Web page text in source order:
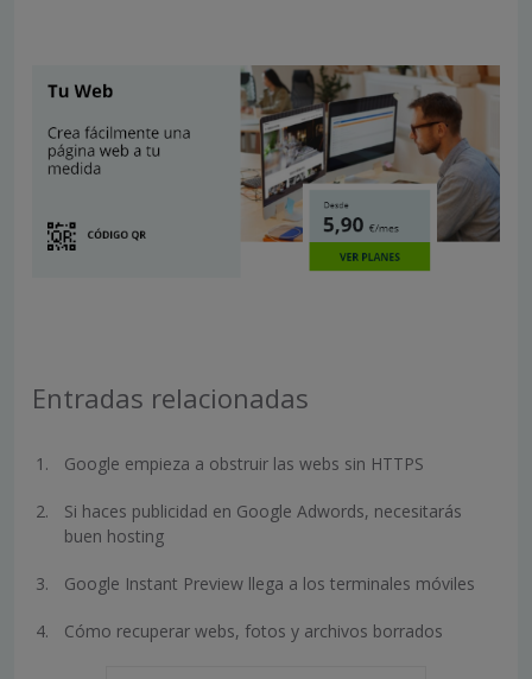
Entradas relacionadas
Google empieza a obstruir las webs sin HTTPS
Si haces publicidad en Google Adwords, necesitarás
buen hosting
Google Instant Preview llega a los terminales móviles
Cómo recuperar webs, fotos y archivos borrados